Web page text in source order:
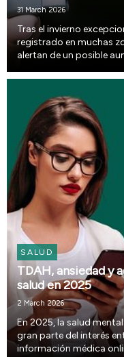
31 March 2026
Tras el invierno
registrado en muchas
alertan de un posible
favorecen el
SALUD
TDAH, ansiedad y
salud en 2025
2 March 2026
En 2025, la salud
gran parte del interés
información médica